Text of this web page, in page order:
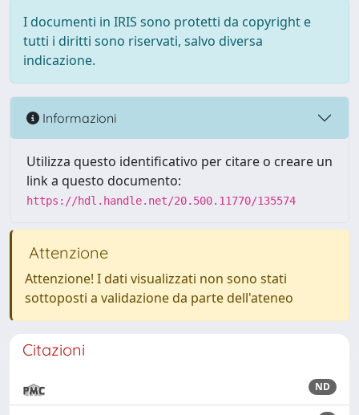
I documenti in IRIS sono protetti da copyright e
tutti i diritti sono riservati, salvo diversa
indicazione.
Informazioni
Utilizza questo identificativo per citare o creare un
link a questo documento:
https://hdl.handle.net/20.500.11770/135574
Attenzione
Attenzione! I dati visualizzati non sono stati
sottoposti a validazione da parte dell'ateneo
Citazioni
ND